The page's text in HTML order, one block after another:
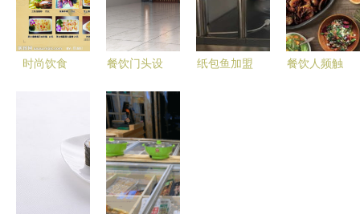
powered
discuz
时尚饮食
餐饮门头设
效果图点亮
品牌的“第
一眼”魅力
纸包鱼加盟
餐饮人频触